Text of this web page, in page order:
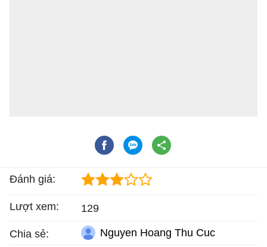
Đánh giá:
Lượt xem: 129
Chia sẻ: Nguyen Hoang Thu Cuc